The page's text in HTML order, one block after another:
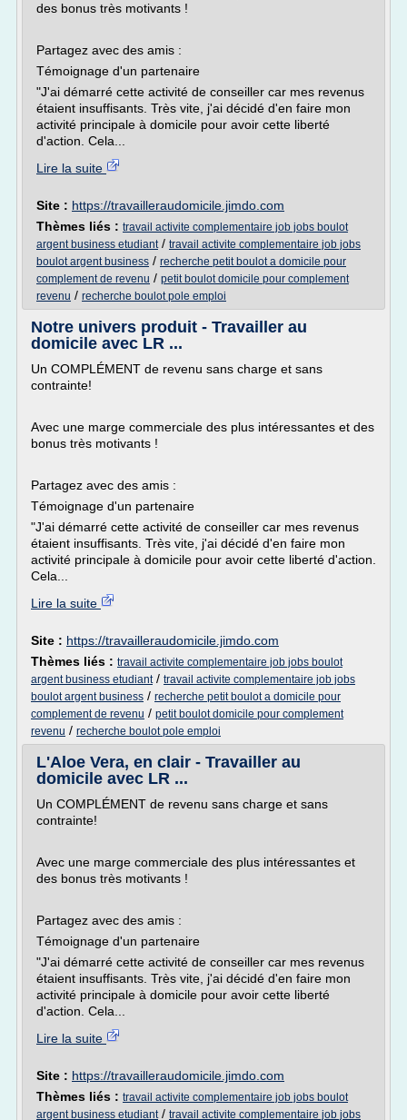
des bonus très motivants !
Partagez avec des amis :
Témoignage d'un partenaire
"J'ai démarré cette activité de conseiller car mes revenus
étaient insuffisants. Très vite, j'ai décidé d'en faire mon
activité principale à domicile pour avoir cette liberté
d'action. Cela...
Lire la suite
Site : https://travailleraudomicile.jimdo.com
Thèmes liés : travail activite complementaire job jobs boulot
argent business etudiant/ travail activite complementaire job jobs
boulot argent business / recherche petit boulot a domicile pour
complement de revenu / petit boulot domicile pour complement
revenu / recherche boulot pole emploi
Notre univers produit - Travailler au
domicile avec LR ...
Un COMPLÉMENT de revenu sans charge et sans
contrainte!
Avec une marge commerciale des plus intéressantes et des
bonus très motivants !
Partagez avec des amis :
Témoignage d'un partenaire
"J'ai démarré cette activité de conseiller car mes revenus
étaient insuffisants. Très vite, j'ai décidé d'en faire mon
activité principale à domicile pour avoir cette liberté d'action.
Cela...
Lire la suite
Site : https://travailleraudomicile.jimdo.com
Thèmes liés : travail activite complementaire job jobs boulot
argent business etudiant/ travail activite complementaire job jobs
boulot argent business / recherche petit boulot a domicile pour
complement de revenu / petit boulot domicile pour complement
revenu / recherche boulot pole emploi
L'Aloe Vera, en clair - Travailler au
domicile avec LR ...
Un COMPLÉMENT de revenu sans charge et sans
contrainte!
Avec une marge commerciale des plus intéressantes et
des bonus très motivants !
Partagez avec des amis :
Témoignage d'un partenaire
"J'ai démarré cette activité de conseiller car mes revenus
étaient insuffisants. Très vite, j'ai décidé d'en faire mon
activité principale à domicile pour avoir cette liberté
d'action. Cela...
Lire la suite
Site : https://travailleraudomicile.jimdo.com
Thèmes liés : travail activite complementaire job jobs boulot
argent business etudiant/ travail activite complementaire job jobs